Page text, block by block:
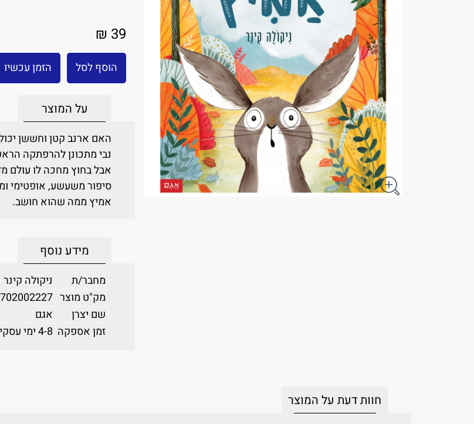
39 ₪
הוסף לסל הזמן עכשיו
על המוצר
האם ארנב קטן וחששן
נבי מתכונן להרפתקה
אבל בחוץ מחכה לו עולם
סיפור משעשע, אופטימי
אמיץ ממה שהוא חושב.
מידע נוסף
מחבר/ת
ניקולה קינר
מק"ט מוצר
שם יצרן
אגם
זמן אספקה 4-8 ימי עסקים
חוות דעת על המוצר